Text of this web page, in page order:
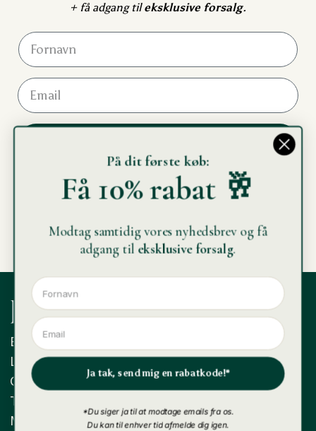
+ få adgang tileksklusive forsalg.
Fornavn
*Du tilmelder dig vores nyhedsbrev, hvor du får adgang til
eksklusive forsalg, og de bedste tilbud. Du kan til enhver tid
Extra Brut Vinimport ApS
Landsbygaden 16 A, 8870 Langå
CVR: 42961825
Telefon: +45 42478577
Mail:
info@extrabrut.dk
På dit første køb:
Få 10% rabat 🥂
Modtag samtidig vores nyhedsbrev og få
adgang til eksklusive forsalg.
Ja tak, send mig en rabatkode!*
*Du siger ja til at modtage emails fra os.
Du kan til enhver tid afmelde dig igen.